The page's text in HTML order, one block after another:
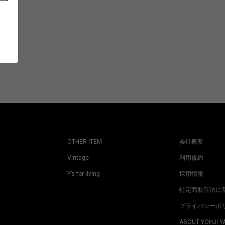
OTHER ITEM
Vintage
Y’s for living
会社概要
利用規約
採用情報
特定商取引法に
プライバシーポ
ABOUT YOHJI